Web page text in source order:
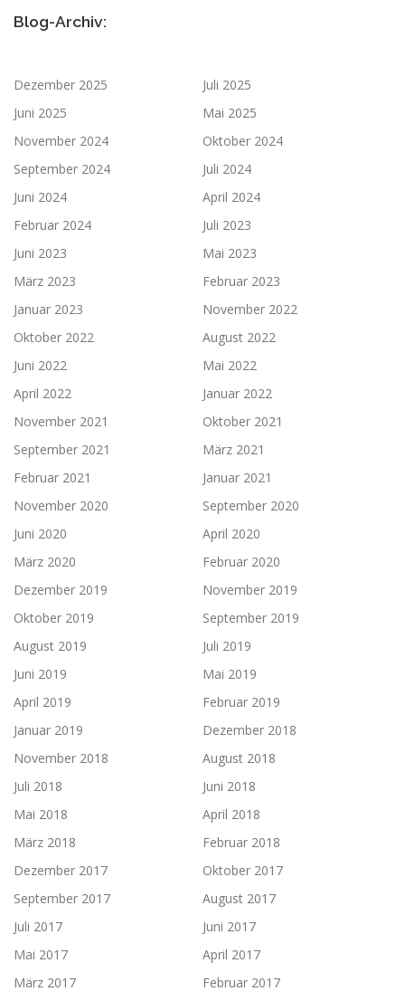
Blog-Archiv:
Dezember 2025
Juli 2025
Juni 2025
Mai 2025
November 2024
Oktober 2024
September 2024
Juli 2024
Juni 2024
April 2024
Februar 2024
Juli 2023
Juni 2023
Mai 2023
März 2023
Februar 2023
Januar 2023
November 2022
Oktober 2022
August 2022
Juni 2022
Mai 2022
April 2022
Januar 2022
November 2021
Oktober 2021
September 2021
März 2021
Februar 2021
Januar 2021
November 2020
September 2020
Juni 2020
April 2020
März 2020
Februar 2020
Dezember 2019
November 2019
Oktober 2019
September 2019
August 2019
Juli 2019
Juni 2019
Mai 2019
April 2019
Februar 2019
Januar 2019
Dezember 2018
November 2018
August 2018
Juli 2018
Juni 2018
Mai 2018
April 2018
März 2018
Februar 2018
Dezember 2017
Oktober 2017
September 2017
August 2017
Juli 2017
Juni 2017
Mai 2017
April 2017
März 2017
Februar 2017